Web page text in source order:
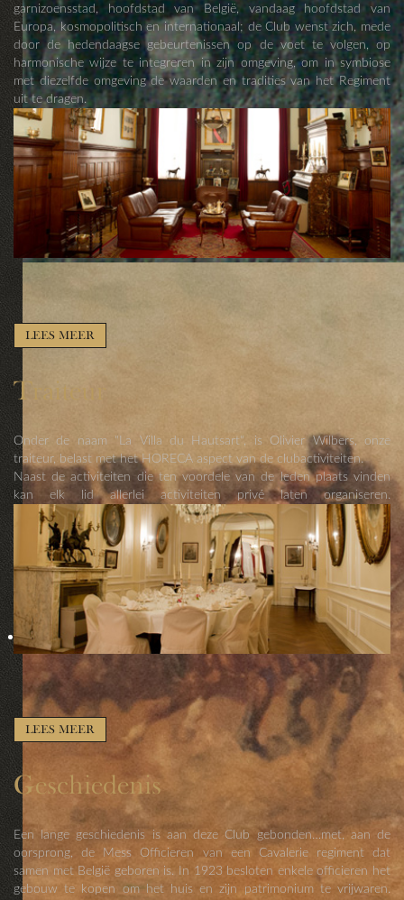
garnizoensstad, hoofdstad van België, vandaag hoofdstad van
Europa, kosmopolitisch en internationaal; de Club wenst zich, mede
door de hedendaagse gebeurtenissen op de voet te volgen, op
harmonische wijze te integreren in zijn omgeving, om in symbiose
met diezelfde omgeving de waarden en tradities van het Regiment
uit te dragen.
LEES MEER
Traiteur
Onder de naam "La Villa du Hautsart", is Olivier Wilbers, onze
traiteur, belast met het HORECA aspect van de clubactiviteiten.
Naast de activiteiten die ten voordele van de leden plaats vinden
kan elk lid allerlei activiteiten privé laten organiseren.
LEES MEER
Geschiedenis
Een lange geschiedenis is aan deze Club gebonden…met, aan de
oorsprong, de Mess Officieren van een Cavalerie regiment dat
samen met België geboren is. In 1923 besloten enkele officieren het
gebouw te kopen om het huis en zijn patrimonium te vrijwaren.